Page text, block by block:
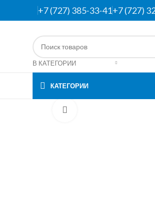
+7 (727) 385-33-41+7 (727)
В КАТЕГОРИИ
КАТЕГОРИИ